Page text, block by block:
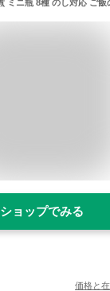
ショップでみる
価格と